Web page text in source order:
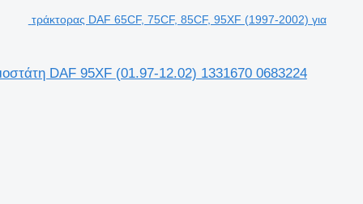
τράκτορας DAF 65CF, 75CF, 85CF, 95XF (1997-2002) για
DAF 95XF (01.97-12.02) 1331670 0683224